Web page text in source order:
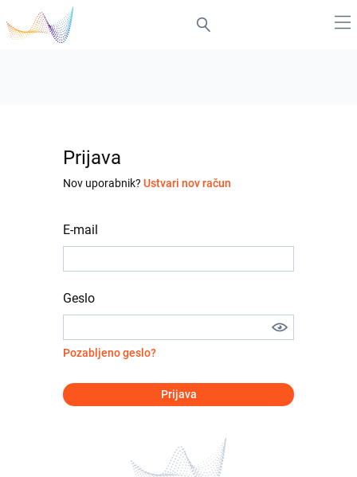
Prijava
Nov uporabnik? Ustvari nov račun
E-mail
Geslo
Pozabljeno geslo?
Prijava